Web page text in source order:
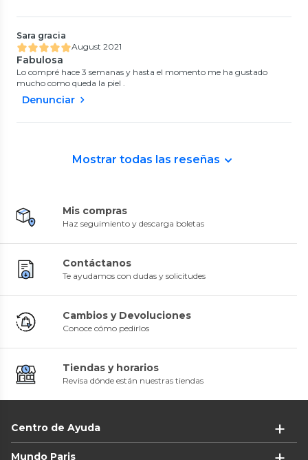
Sara gracia
August 2021
Fabulosa
Lo compré hace 3 semanas y hasta el momento me ha gustado
mucho como queda la piel .
Denunciar
Mostrar todas las reseñas
Mis compras
Haz seguimiento y descarga boletas
Contáctanos
Te ayudamos con dudas y solicitudes
Cambios y Devoluciones
Conoce cómo pedirlos
Tiendas y horarios
Revisa dónde están nuestras tiendas
Centro de Ayuda
Mundo Paris